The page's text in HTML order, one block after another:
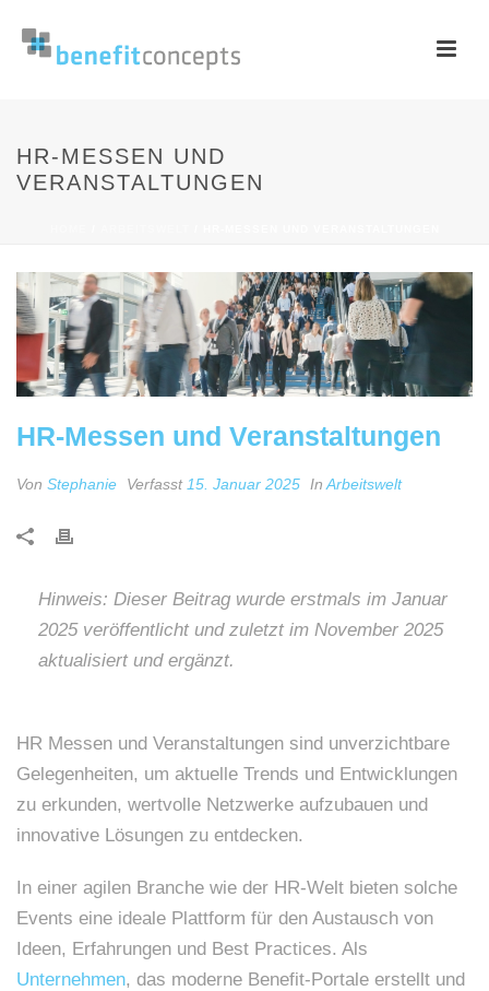
HR-MESSEN UND
VERANSTALTUNGEN
HR-Messen und Veranstaltungen
Von Stephanie Verfasst 15. Januar 2025 In Arbeitswelt
Hinweis: Dieser Beitrag wurde erstmals im Januar
2025 veröffentlicht und zuletzt im November 2025
aktualisiert und ergänzt.
HR Messen und Veranstaltungen sind unverzichtbare
Gelegenheiten, um aktuelle Trends und Entwicklungen
zu erkunden, wertvolle Netzwerke aufzubauen und
innovative Lösungen zu entdecken.
In einer agilen Branche wie der HR-Welt bieten solche
Events eine ideale Plattform für den Austausch von
Ideen, Erfahrungen und Best Practices. Als
Unternehmen, das moderne Benefit-Portale erstellt und